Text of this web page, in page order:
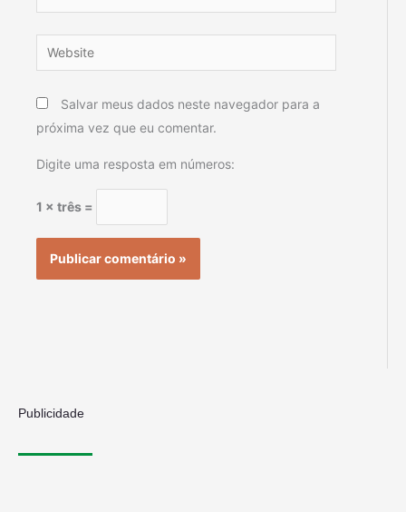
Website
Salvar meus dados neste navegador para a
próxima vez que eu comentar.
Digite uma resposta em números:
1 × três =
Publicidade